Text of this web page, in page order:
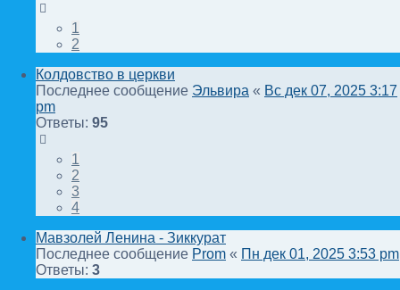
1
2
Колдовство в церкви
Последнее сообщение Эльвира « Вс дек 07, 2025 3:17
pm
Ответы: 95
1
2
3
4
Мавзолей Ленина - Зиккурат
Последнее сообщение Prom « Пн дек 01, 2025 3:53 pm
Ответы: 3